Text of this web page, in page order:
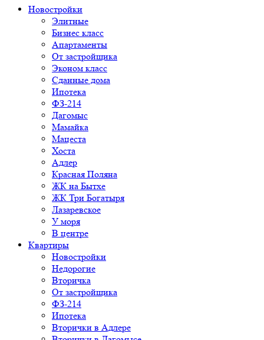
Новостройки
Элитные
Бизнес класс
Апартаменты
От застройщика
Эконом класс
Сданные дома
Ипотека
ФЗ-214
Дагомыс
Мамайка
Мацеста
Хоста
Адлер
Красная Поляна
ЖК на Бытхе
ЖК Три Богатыря
Лазаревское
У моря
В центре
Квартиры
Новостройки
Недорогие
Вторичка
От застройщика
ФЗ-214
Ипотека
Вторички в Адлере